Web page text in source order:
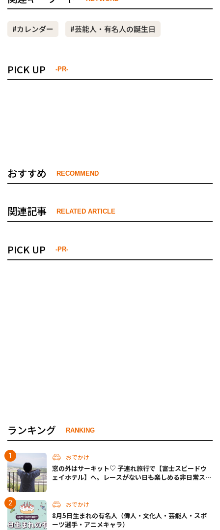
#カレンダー #芸能人・有名人の誕生日
PICK UP -PR-
おすすめ RECOMMEND
関連記事 RELATED ARTICLE
PICK UP -PR-
ランキング RANKING
おでかけ
窓の外はサーキット♡ 子連れ旅行で【富士スピードウ
ェイホテル】へ。レースがない日も楽しめる非日常ステ
おでかけ
8月5日生まれの有名人（偉人・文化人・芸能人・スポ
ーツ選手・アニメキャラ）